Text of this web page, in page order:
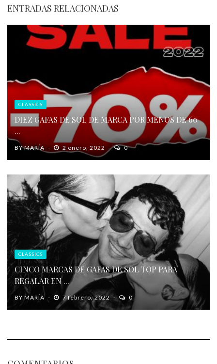
ENTRADAS RELACIONADAS
CLASSICS
DIEZ GAFAS DE SOL DE MARCA POR MENOS DE 60
...
BYMARÍA 2 enero, 2022 0
CLASSICS
CINCO MARCAS DE GAFAS DE SOL TOP PARA
REGALAR EN ...
BY MARÍA 7 febrero, 2022 0